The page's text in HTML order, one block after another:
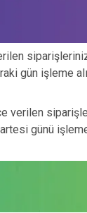
gün işleme
verilen
günü işleme